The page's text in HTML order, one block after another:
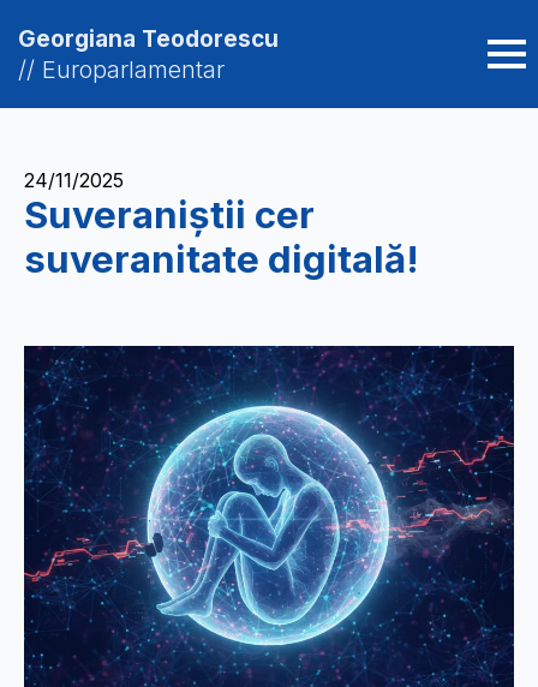
Georgiana Teodorescu
// Europarlamentar
24/11/2025
Suveraniștii cer
suveranitate digitală!